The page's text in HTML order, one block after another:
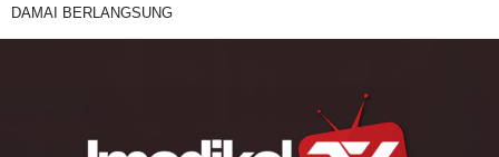
DAMAI BERLANGSUNG